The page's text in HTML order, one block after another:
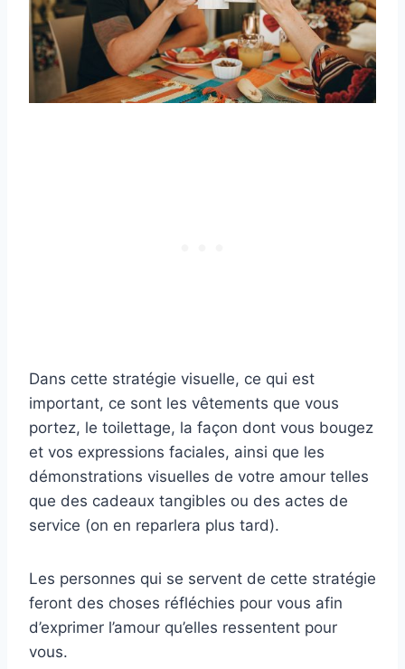
Dans cette stratégie visuelle, ce qui est
important, ce sont les vêtements que vous
portez, le toilettage, la façon dont vous bougez
et vos expressions faciales, ainsi que les
démonstrations visuelles de votre amour telles
que des cadeaux tangibles ou des actes de
service (on en reparlera plus tard).
Les personnes qui se servent de cette stratégie
feront des choses réfléchies pour vous afin
d’exprimer l’amour qu’elles ressentent pour
vous.